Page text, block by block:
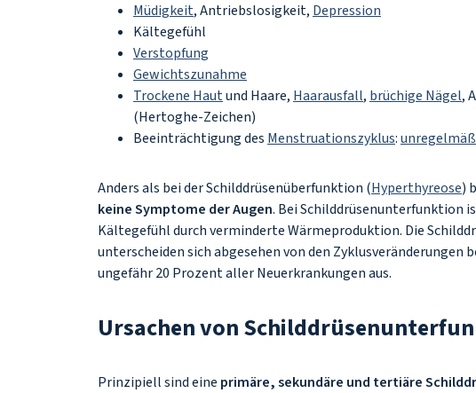
Müdigkeit, Antriebslosigkeit, Depression
Kältegefühl
Verstopfung
Gewichtszunahme
Trockene Hautund Haare, Haarausfall, brüchige Nägel,
(Hertoghe-Zeichen)
Beeinträchtigung des Menstruationszyklus:
Anders als bei der Schilddrüsenüberfunktion (Hyperthyreose)
keine Symptome der Augen. Bei Schilddrüsenunterfunktion
Kältegefühl durch verminderte Wärmeproduktion. Die
unterscheiden sich abgesehen von den Zyklusveränderungen
ungefähr 20 Prozent aller Neuerkrankungen aus.
Ursachen von
Prinzipiell sind eine primäre, sekundäre und tertiäre